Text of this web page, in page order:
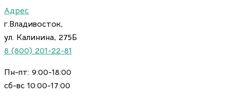
Перейти
содержимому
Адрес
г.Владивосток,
ул. Калинина, 275Б
8 (800) 201-22-81
Пн-пт: 9:00-18:00
сб-вс 10:00-17:00
товара
Обои
Alessandro
Allori
Rossa
5